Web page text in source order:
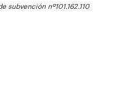
subvención nº101.162.110